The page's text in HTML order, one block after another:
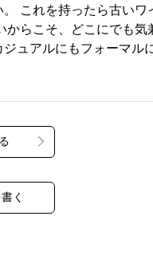
これを持ったら古いワ
からこそ、どこにでも気
ュアルにもフォーマル